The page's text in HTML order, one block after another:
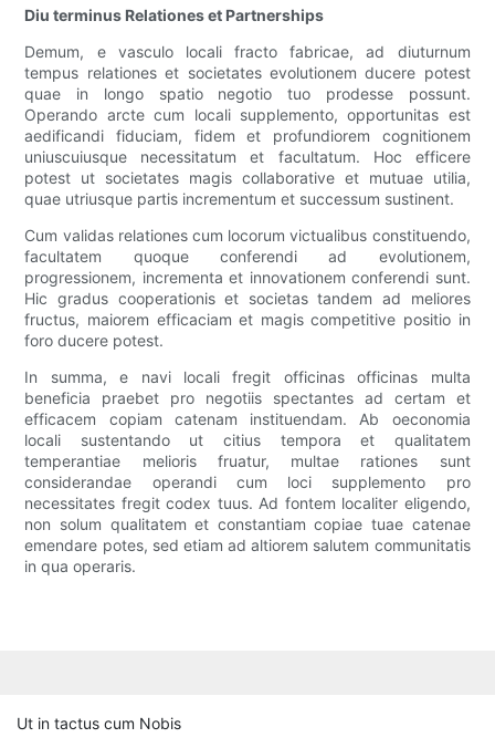
Diu terminus Relationes et Partnerships
Demum, e vasculo locali fracto fabricae, ad diuturnum
tempus relationes et societates evolutionem ducere potest
quae in longo spatio negotio tuo prodesse possunt.
Operando arcte cum locali supplemento, opportunitas est
aedificandi fiduciam, fidem et profundiorem cognitionem
uniuscuiusque necessitatum et facultatum. Hoc efficere
potest ut societates magis collaborative et mutuae utilia,
quae utriusque partis incrementum et successum sustinent.
Cum validas relationes cum locorum victualibus constituendo,
facultatem quoque conferendi ad evolutionem,
progressionem, incrementa et innovationem conferendi sunt.
Hic gradus cooperationis et societas tandem ad meliores
fructus, maiorem efficaciam et magis competitive positio in
foro ducere potest.
In summa, e navi locali fregit officinas officinas multa
beneficia praebet pro negotiis spectantes ad certam et
efficacem copiam catenam instituendam. Ab oeconomia
locali sustentando ut citius tempora et qualitatem
temperantiae melioris fruatur, multae rationes sunt
considerandae operandi cum loci supplemento pro
necessitates fregit codex tuus. Ad fontem localiter eligendo,
non solum qualitatem et constantiam copiae tuae catenae
emendare potes, sed etiam ad altiorem salutem communitatis
in qua operaris.
Ut in tactus cum Nobis